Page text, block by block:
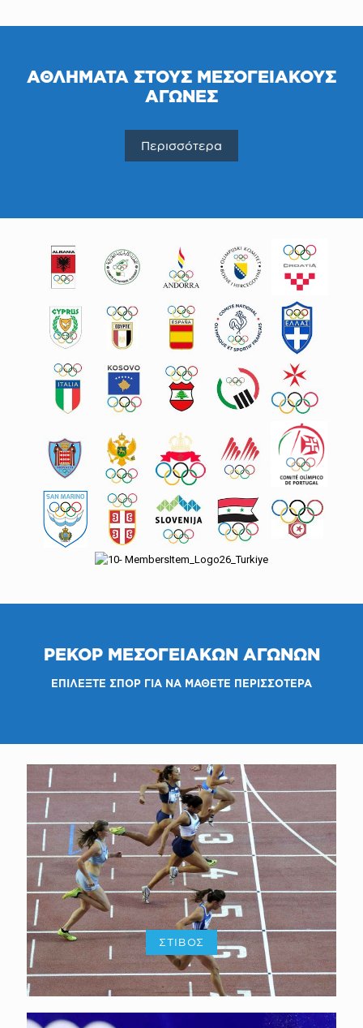
ΑΘΛΗΜΑΤΑ ΣΤΟΥΣ ΜΕΣΟΓΕΙΑΚΟΥΣ
ΑΓΩΝΕΣ
Περισσότερα
ΡΕΚΟΡ ΜΕΣΟΓΕΙΑΚΩΝ ΑΓΩΝΩΝ
ΕΠΙΛΕΞΤΕ ΣΠΟΡ ΓΙΑ ΝΑ ΜΑΘΕΤΕ ΠΕΡΙΣΣΟΤΕΡΑ
ΣΤΙΒΟΣ